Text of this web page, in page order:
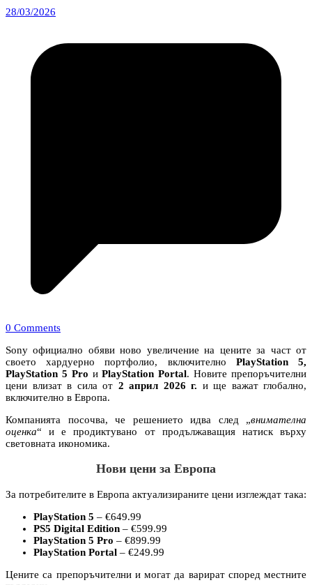
28/03/2026
0 Comments
Sony официално обяви ново увеличение на цените за част от
своето хардуерно портфолио, включително PlayStation 5,
PlayStation 5 Pro иPlayStation Portal. Новите препоръчителни
цени влизат в сила от 2 април 2026 г. и ще важат глобално,
включително в Европа.
Компанията посочва, че решението идва след „внимателна
оценка“ и е продиктувано от продължаващия натиск върху
световната икономика.
Нови цени за Европа
За потребителите в Европа актуализираните цени изглеждат така:
PlayStation 5 – €649.99
PS5 Digital Edition – €599.99
PlayStation 5 Pro – €899.99
PlayStation Portal – €249.99
Цените са препоръчителни и могат да варират според местните